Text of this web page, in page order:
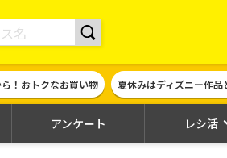
るポイントサイト | ハピタス
！おトクなお買い物 夏休みはディズニー作品
アンケート レシ活